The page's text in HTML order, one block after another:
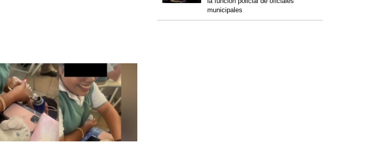
municipales